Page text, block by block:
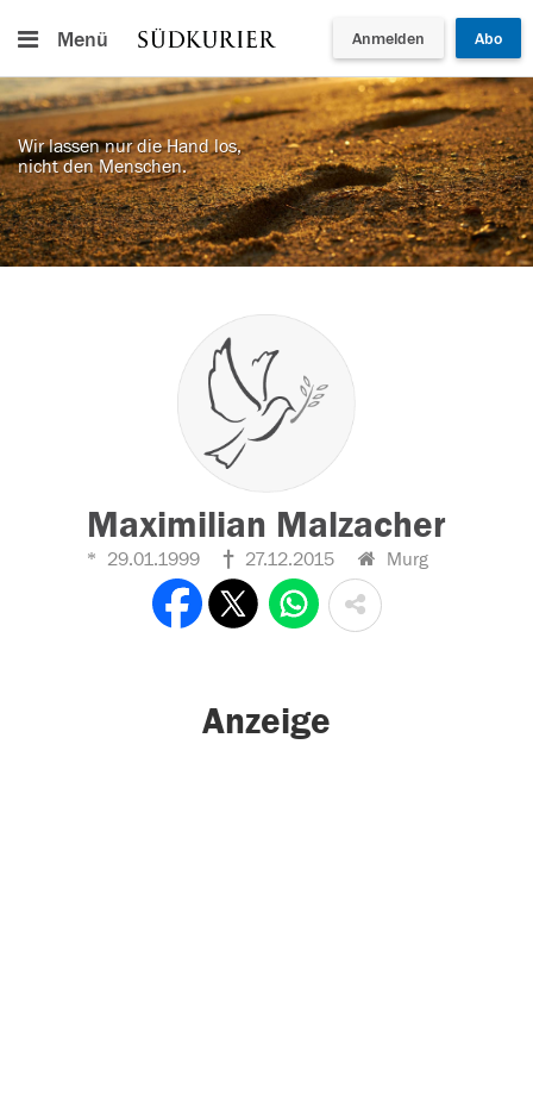
Menü Anmelden Abo
Wir lassen nur die Hand los,
nicht den Menschen.
Maximilian Malzacher
29.01.1999 27.12.2015 Murg
Anzeige